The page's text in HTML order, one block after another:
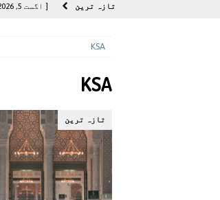
تازہ ترين [ اگست 5, 2026 ]
پاکستان
KSA
KSA
تازہ ترين